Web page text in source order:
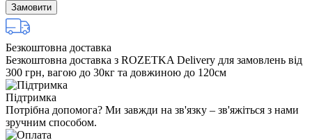
Замовити
Безкоштовна доставка
Безкоштовна доставка з ROZETKA Delivery для замовлень від
300 грн, вагою до 30кг та довжиною до 120см
Підтримка
Потрібна допомога? Ми завжди на зв'язку – зв'яжіться з нами
зручним способом.